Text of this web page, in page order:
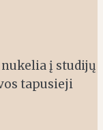
į studijų
tapusieji